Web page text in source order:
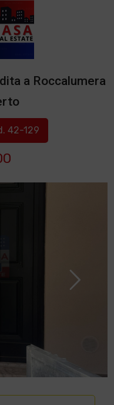
a Roccalumera
42-129